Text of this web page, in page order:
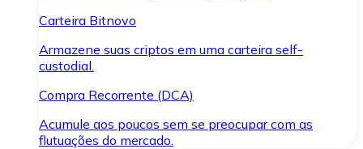
Carteira Bitnovo
Armazene suas criptos em uma carteira self-
custodial.
Compra Recorrente (DCA)
Acumule aos poucos sem se preocupar com as
flutuações do mercado.